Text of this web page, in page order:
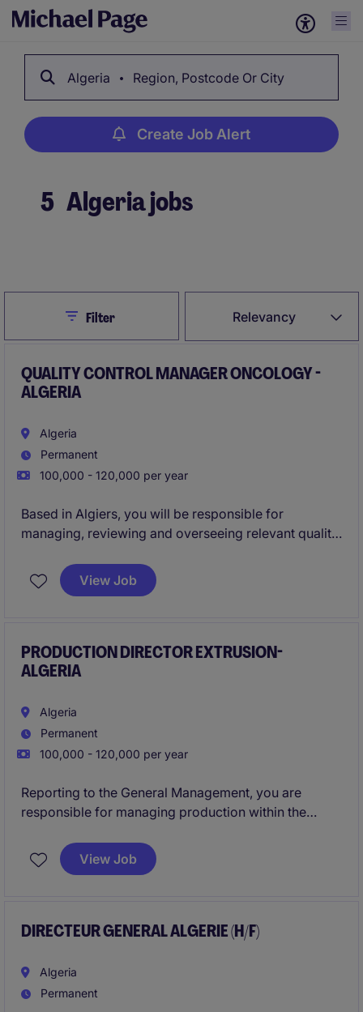
Algeria Region, Postcode Or City
Create Job Alert
5 Algeria jobs
Relevancy
CloseFilter
QUALITY CONTROL MANAGER ONCOLOGY -
ALGERIA
Algeria
Permanent
100,000 - 120,000 per year
Based in Algiers, you will be responsible for
managing, reviewing and overseeing relevant quality
practices related to the job function by ensuring
integrity and traceability of all generated data in
standards /& principles.
View Job
PRODUCTION DIRECTOR EXTRUSION-
ALGERIA
Algeria
Permanent
100,000 - 120,000 per year
Reporting to the General Management, you are
responsible for managing production within the
and leading production teams.
View Job
DIRECTEUR GENERAL ALGERIE (H/F)
Algeria
Permanent